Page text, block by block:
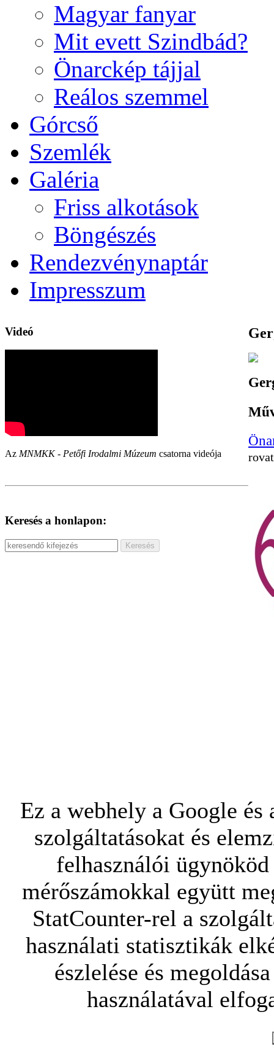
Magyar fanyar
Mit evett Szindbád?
Önarckép tájjal
Reálos szemmel
Górcső
Szemlék
Galéria
Friss alkotások
Böngészés
Rendezvénynaptár
Impresszum
Videó
Az MNMKK - Petőfi Irodalmi Múzeum csatorna videója
Keresés a honlapon:
Ez a webhely a Google
szolgáltatásokat és
felhasználói
mérőszámokkal együtt
StatCounter-rel a
használati statisztikák
észlelése és
használatával